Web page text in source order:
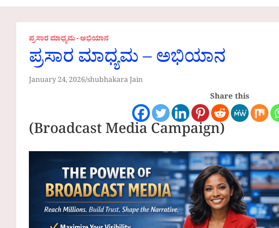
ಪ್ರಸಾರ ಮಾಧ್ಯಮ - ಅಭಿಯಾನ
ಪ್ರಸಾರ ಮಾಧ್ಯಮ – ಅಭಿಯಾನ
January 24, 2026 shubhakara Jain
Share this
(Broadcast Media Campaign)